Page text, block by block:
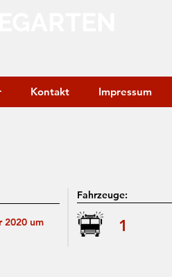
Kontakt Impressum
2020 um
Fahrzeuge:
1